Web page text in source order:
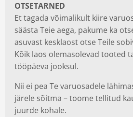
OTSETARNED
Et tagada võimalikult kiire
säästa Teie aega, pakume ka
asuvast kesklaost otse Teile
Kõik laos olemasolevad tooted
tööpäeva jooksul.
Nii ei pea Te varuosadele
järele sõitma – toome tellitud
juurde kohale.